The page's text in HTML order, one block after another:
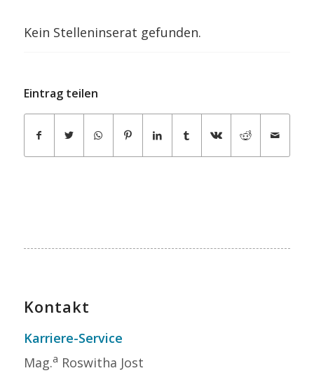
Kein Stelleninserat gefunden.
Eintrag teilen
Kontakt
Karriere-Service
Mag.a Roswitha Jost